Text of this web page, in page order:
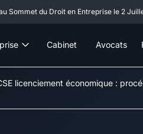
Sommet du Droit en Entreprise le 2
Cabinet Avocats
licenciement économique :